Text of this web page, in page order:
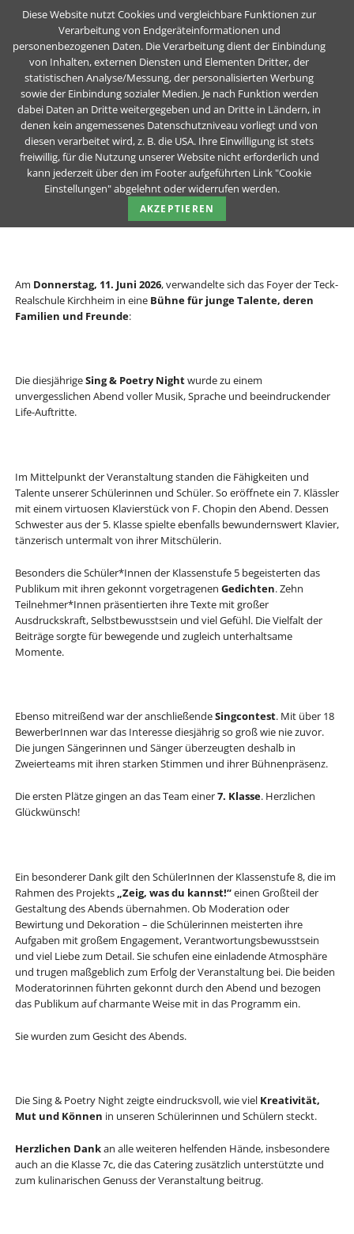
Sing & Poetry Night begeistert mit Talent,
Kreativität und Teamgeist
Teck-Realschule Kirchheim unter Teck Unser Schul-Blog News Details
Sing & Poetry Night begeistert mit
Talent, Kreativität und Teamgeist
von Team-Blog der TRS (Kommentare: 0)
Am Donnerstag, 11. Juni 2026, verwandelte sich das Foyer der Teck-
Realschule Kirchheim in eine Bühne für junge Talente, deren
Familien und Freunde:
Die diesjährigeSing & Poetry Nightwurde zu einem
unvergesslichen Abend voller Musik, Sprache und beeindruckender
Life-Auftritte.
Im Mittelpunkt der Veranstaltung standen die Fähigkeiten und
Talente unserer Schülerinnen und Schüler. So eröffnete ein 7. Klässler
mit einem virtuosen Klavierstück von F. Chopin den Abend. Dessen
Schwester aus der 5. Klasse spielte ebenfalls bewundernswert Klavier,
tänzerisch untermalt von ihrer Mitschülerin.
Besonders die Schüler*Innen der Klassenstufe 5 begeisterten das
Publikum mit ihren gekonnt vorgetragenen Gedichten. Zehn
Teilnehmer*Innen präsentierten ihre Texte mit großer
Ausdruckskraft, Selbstbewusstsein und viel Gefühl. Die Vielfalt der
Beiträge sorgte für bewegende und zugleich unterhaltsame
Momente.
Ebenso mitreißend war der anschließendeSingcontest. Mit über 18
BewerberInnen war das Interesse diesjährig so groß wie nie zuvor.
Die jungen Sängerinnen und Sänger überzeugten deshalb in
Zweierteams mit ihren starken Stimmen und ihrer Bühnenpräsenz.
Die ersten Plätze gingen an das Team einer7. Klasse. Herzlichen
Glückwünsch!
Ein besonderer Dank gilt den SchülerInnen der Klassenstufe 8, die im
Rahmen des Projekts „Zeig, was du kannst!“einen Großteil der
Gestaltung des Abends übernahmen. Ob Moderation oder
Bewirtung und Dekoration – die Schülerinnen meisterten ihre
Aufgaben mit großem Engagement, Verantwortungsbewusstsein
und viel Liebe zum Detail. Sie schufen eine einladende Atmosphäre
und trugen maßgeblich zum Erfolg der Veranstaltung bei. Die beiden
Moderatorinnen führten gekonnt durch den Abend und bezogen
das Publikum auf charmante Weise mit in das Programm ein.
Sie wurden zum Gesicht des Abends.
Die Sing & Poetry Night zeigte eindrucksvoll, wie viel Kreativität,
Mut und Können in unseren Schülerinnen und Schülern steckt.
Herzlichen Dankan alle weiteren helfenden Hände, insbesondere
auch an die Klasse 7c, die das Catering zusätzlich unterstützte und
zum kulinarischen Genuss der Veranstaltung beitrug.
Diese Website nutzt Cookies und vergleichbare Funktionen zur
Verarbeitung von Endgeräteinformationen und
personenbezogenen Daten. Die Verarbeitung dient der Einbindung
von Inhalten, externen Diensten und Elementen Dritter, der
statistischen Analyse/Messung, der personalisierten Werbung
sowie der Einbindung sozialer Medien. Je nach Funktion werden
dabei Daten an Dritte weitergegeben und an Dritte in Ländern, in
denen kein angemessenes Datenschutzniveau vorliegt und von
diesen verarbeitet wird, z. B. die USA. Ihre Einwilligung ist stets
freiwillig, für die Nutzung unserer Website nicht erforderlich und
kann jederzeit über den im Footer aufgeführten Link "Cookie
Einstellungen" abgelehnt oder widerrufen werden.
AKZEPTIEREN